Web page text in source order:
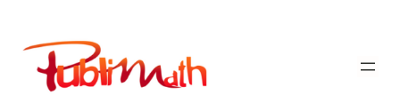
contenu
Publimath